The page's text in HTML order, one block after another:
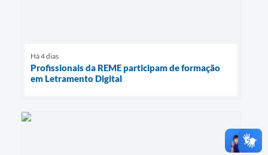
Há 4 dias
Profissionais da REME participam de formação
em Letramento Digital